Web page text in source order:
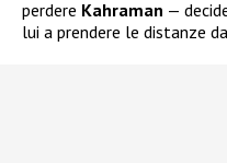
perdere Kahraman —
lui a prendere le distanze da